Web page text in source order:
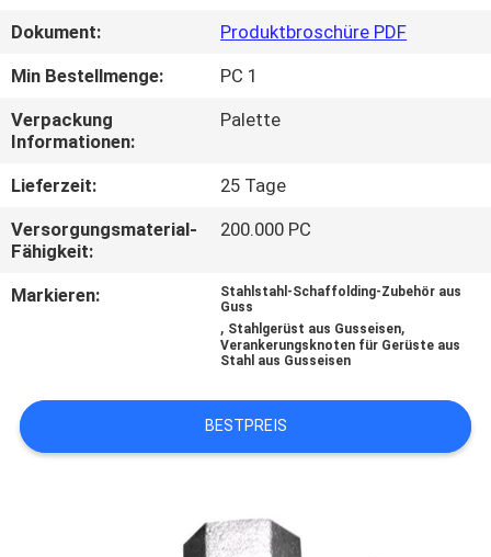
WERKSBESICHTIGUNG
QUALITÄTSKONTROLLE
KONTAKT
UNS
ANGEBOT
Dokument:
Produktbroschüre PDF
Min Bestellmenge:
PC 1
Verpackung
Informationen:
Palette
Lieferzeit:
25 Tage
Versorgungsmaterial-
Fähigkeit:
200.000 PC
Markieren:
Stahlstahl-Schaffolding-Zubehör aus
Guss
, Stahlgerüst aus Gusseisen,
Verankerungsknoten für Gerüste aus
Stahl aus Gusseisen
BESTPREIS